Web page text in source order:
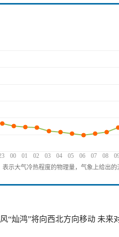
00 01 02 03 04 05 06 07 08
表示大气冷热程度的物理量，气象上给出
“灿鸿”将向西北方向移动 未来